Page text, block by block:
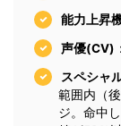
能力上昇
声優(CV)
スペシャ
範囲内（
ジ。命中